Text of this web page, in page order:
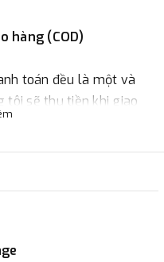
hàng (COD)
toán đều là một và
tôi sẽ thu tiền khi giao
một phần giá trị đơn
Nội.